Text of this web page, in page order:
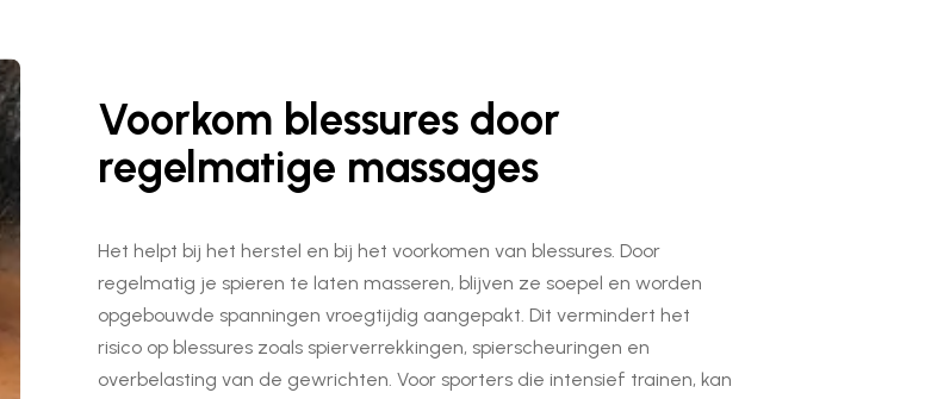
Voorkom blessures door
regelmatige massages
Het helpt bij het herstel en bij het voorkomen van blessures. Door
regelmatig je spieren te laten masseren, blijven ze soepel en worden
opgebouwde spanningen vroegtijdig aangepakt. Dit vermindert het
risico op blessures zoals spierverrekkingen, spierscheuringen en
overbelasting van de gewrichten. Voor sporters die intensief trainen, kan